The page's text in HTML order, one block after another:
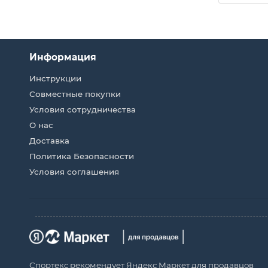
Информация
Инструкции
Совместные покупки
Условия сотрудничества
О нас
Доставка
Политика Безопасности
Условия соглашения
Спортекс рекомендует Яндекс Маркет для продавцов